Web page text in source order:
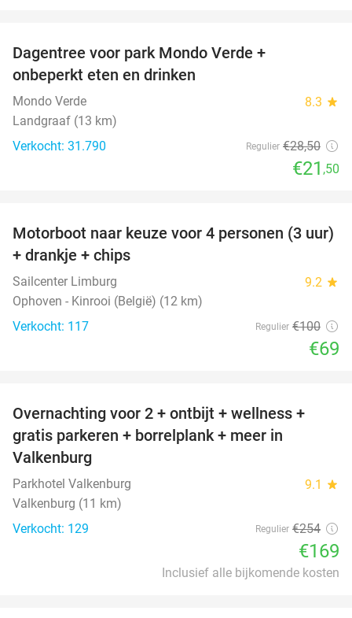
Dagentree voor park Mondo Verde +
onbeperkt eten en drinken
Mondo Verde 8.3 star
Landgraaf (13 km)
Verkocht: 31.790
Regulier €28,50
€21 ,50
31%
Motorboot naar keuze voor 4 personen (3 uur)
+ drankje + chips
Sailcenter Limburg 9.2 star
Ophoven - Kinrooi (België) (12 km)
Verkocht: 117
Regulier €100
€69
33%
Overnachting voor 2 + ontbijt + wellness +
gratis parkeren + borrelplank + meer in
Valkenburg
Parkhotel Valkenburg 9.1 star
Valkenburg (11 km)
Verkocht: 129
Regulier €254
€169
Inclusief alle bijkomende kosten